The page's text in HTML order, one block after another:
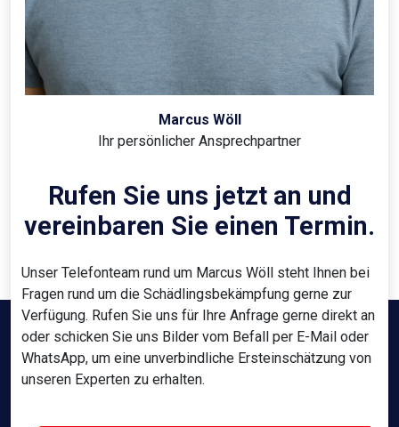
Marcus Wöll
Ihr persönlicher Ansprechpartner
Rufen Sie uns jetzt an und
vereinbaren Sie einen Termin.
Unser Telefonteam rund um Marcus Wöll steht Ihnen bei
Fragen rund um die Schädlingsbekämpfung gerne zur
Verfügung. Rufen Sie uns für Ihre Anfrage gerne direkt an
oder schicken Sie uns Bilder vom Befall per E-Mail oder
WhatsApp, um eine unverbindliche Ersteinschätzung von
unseren Experten zu erhalten.